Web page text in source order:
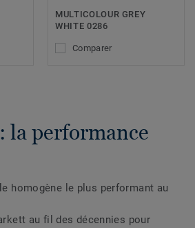
MULTICOLOUR GREY
WHITE 0286
Comparer
la performance
homogène le plus performant au
au fil des décennies pour